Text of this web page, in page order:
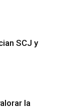
SCJ y
la